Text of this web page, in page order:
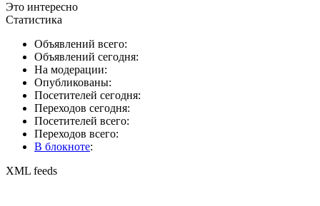
Это интересно
Статистика
Объявлений всего:
Объявлений сегодня:
На модерации:
Опубликованы:
Посетителей сегодня:
Переходов сегодня:
Посетителей всего:
Переходов всего:
В блокноте:
XML feeds